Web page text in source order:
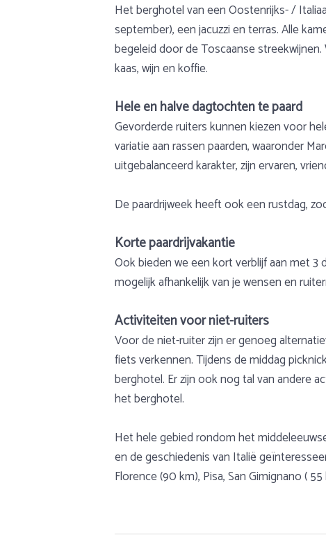
Het berghotel van een Oostenrijks- /
september), een jacuzzi en terras. Alle
begeleid door de Toscaanse
kaas, wijn en koffie.
Hele en halve dagtochten te paard
Gevorderde ruiters kunnen kiezen voor
variatie aan rassen paarden, waaronder
uitgebalanceerd karakter, zijn ervaren,
De paardrijweek heeft ook een rustdag,
Korte paardrijvakantie
Ook bieden we een kort verblijf aan met 3
mogelijk afhankelijk van je wensen en
Activiteiten voor niet-ruiters
Voor de niet-ruiter zijn er genoeg
fiets verkennen. Tijdens de middag
berghotel. Er zijn ook nog tal van andere
het berghotel.
Het hele gebied rondom het
en de geschiedenis van Italië
Florence (90 km), Pisa, San Gimignano (